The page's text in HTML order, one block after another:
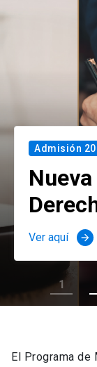
Admisión
Ver aquí arrow_forward
1
El Programa de